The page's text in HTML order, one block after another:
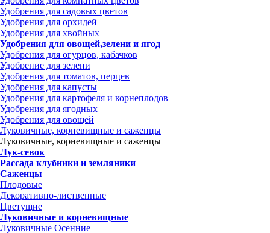
Удобрения для садовых цветов
Удобрения для орхидей
Удобрения для хвойных
Удобрения для овощей,зелени и ягод
Удобрения для огурцов, кабачков
Удобрение для зелени
Удобрения для томатов, перцев
Удобрения для капусты
Удобрения для картофеля и корнеплодов
Удобрения для ягодных
Удобрения для овощей
Луковичные, корневищные и саженцы
Луковичные, корневищные и саженцы
Лук-севок
Рассада клубники и земляники
Саженцы
Плодовые
Декоративно-лиственные
Цветущие
Луковичные и корневищные
Луковичные Осенние